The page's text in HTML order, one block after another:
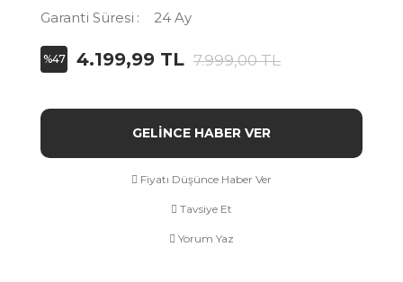
Garanti Süresi
24 Ay
%47 4.199,99 TL 7.999,00 TL
GELİNCE HABER VER
Fiyatı Düşünce Haber Ver
Tavsiye Et
Yorum Yaz